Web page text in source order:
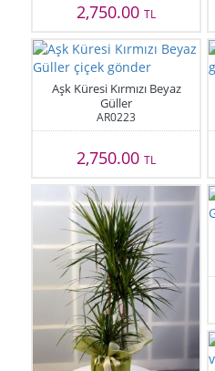
2,750.00TL
Aşk Küresi Kırmızı Beyaz
Güller
AR0223
2,750.00TL